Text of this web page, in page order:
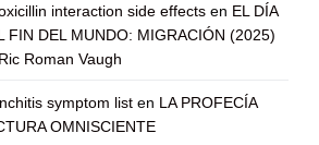
interaction side effects en EL DÍA
FIN DEL MUNDO: MIGRACIÓN (2025)
Roman Vaugh
symptom list en LA PROFECÍA
OMNISCIENTE